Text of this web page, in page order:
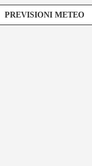
PREVISIONI METEO